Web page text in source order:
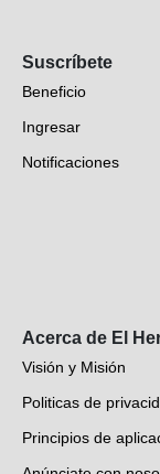
EH Verifica
Fotogalerías
Deportes
Videos
Suscríbete
Beneficio
Ingresar
Notificaciones
Acerca de El
Visión y Misión
Politicas de
Principios de